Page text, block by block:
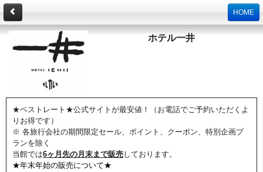
HOME
ホテル一井
★ベストレート★公式サイトが最安値！（お電話でご予約いただくよ
りお得です）
※ 各旅行会社の期間限定セール、ポイント、クーポン、特別企画プ
ランを除く
当館では6ヶ月先の月末まで販売しております。
★年末年始の販売について★